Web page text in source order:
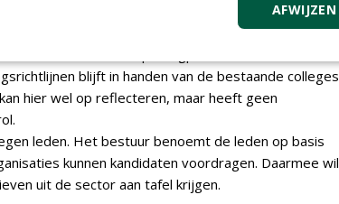
klankbord en sparringpartner voor het
blijft in handen van de bestaande colleges
hier wel op reflecteren, maar heeft geen
leden. Het bestuur benoemt de leden op basis
kunnen kandidaten voordragen. Daarmee wil
uit de sector aan tafel krijgen.
AFWIJZEN